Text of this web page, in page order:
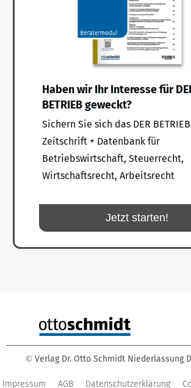
Haben wir Ihr Interesse für
BETRIEB geweckt?
Sichern Sie sich das DER
Zeitschrift + Datenbank für
Betriebswirtschaft, Steuerrecht,
Wirtschaftsrecht, Arbeitsrecht
Jetzt starten!
© Verlag Dr. Otto Schmidt Niederlassung
Impressum AGB Datenschutzerklärung